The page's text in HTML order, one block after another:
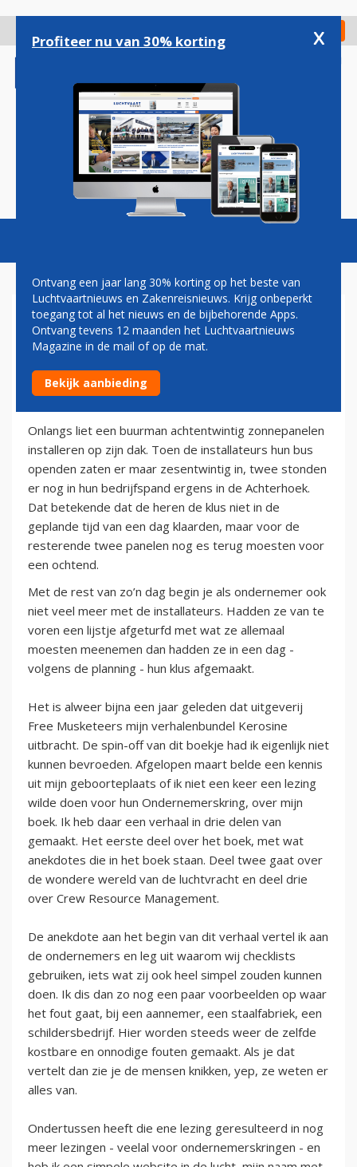
gaan
Check in
Magazine Podcasts Vacatures
HERMAN MATEBOER: SPIN-
OFF
8 oktober 2013
Onlangs liet een buurman achtentwintig zonnepanelen
installeren op zijn dak. Toen de installateurs hun bus
openden zaten er maar zesentwintig in, twee stonden
er nog in hun bedrijfspand ergens in de Achterhoek.
Dat betekende dat de heren de klus niet in de
geplande tijd van een dag klaarden, maar voor de
resterende twee panelen nog es terug moesten voor
een ochtend.
Met de rest van zo’n dag begin je als ondernemer ook
niet veel meer met de installateurs. Hadden ze van te
voren een lijstje afgeturfd met wat ze allemaal
moesten meenemen dan hadden ze in een dag -
volgens de planning - hun klus afgemaakt.
Het is alweer bijna een jaar geleden dat uitgeverij
Free Musketeers mijn verhalenbundel Kerosine
uitbracht. De spin-off van dit boekje had ik eigenlijk niet
kunnen bevroeden. Afgelopen maart belde een kennis
uit mijn geboorteplaats of ik niet een keer een lezing
wilde doen voor hun Ondernemerskring, over mijn
boek. Ik heb daar een verhaal in drie delen van
gemaakt. Het eerste deel over het boek, met wat
anekdotes die in het boek staan. Deel twee gaat over
de wondere wereld van de luchtvracht en deel drie
over Crew Resource Management.
De anekdote aan het begin van dit verhaal vertel ik aan
de ondernemers en leg uit waarom wij checklists
gebruiken, iets wat zij ook heel simpel zouden kunnen
doen. Ik dis dan zo nog een paar voorbeelden op waar
het fout gaat, bij een aannemer, een staalfabriek, een
schildersbedrijf. Hier worden steeds weer de zelfde
kostbare en onnodige fouten gemaakt. Als je dat
vertelt dan zie je de mensen knikken, yep, ze weten er
alles van.
Ondertussen heeft die ene lezing geresulteerd in nog
meer lezingen - veelal voor ondernemerskringen - en
Profiteer nu van 30% korting x
Ontvang een jaar lang 30% korting op het beste van
Luchtvaartnieuws en Zakenreisnieuws. Krijg onbeperkt
toegang tot al het nieuws en de bijbehorende Apps.
Ontvang tevens 12 maanden het Luchtvaartnieuws
Magazine in de mail of op de mat.
Bekijk aanbieding